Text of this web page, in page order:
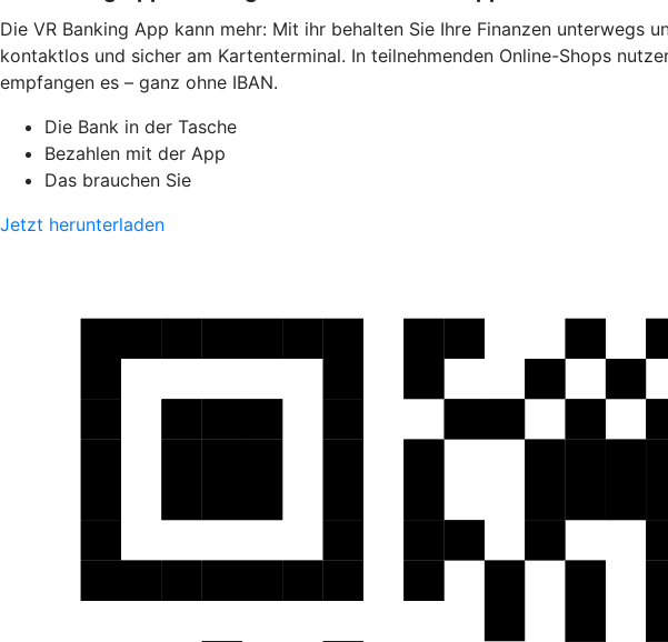
Die VR Banking App kann mehr: Mit ihr behalten Sie Ihre Finanzen
kontaktlos und sicher am Kartenterminal. In teilnehmenden Online-Shops
empfangen es – ganz ohne IBAN.
Die Bank in der Tasche
Bezahlen mit der App
Das brauchen Sie
Jetzt herunterladen